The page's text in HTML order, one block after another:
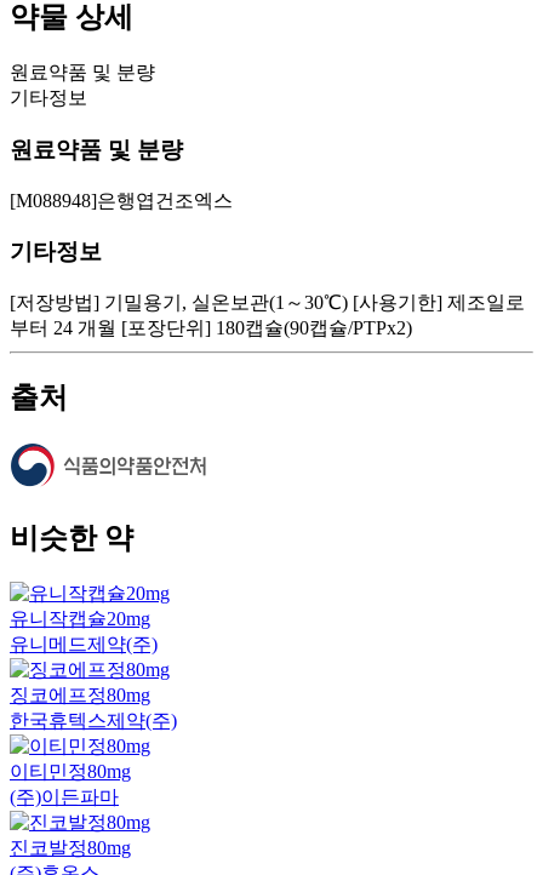
약물 상세
원료약품 및 분량
기타정보
원료약품 및 분량
[M088948]은행엽건조엑스
기타정보
[저장방법] 기밀용기, 실온보관(1～30℃) [사용기한] 제조일로
부터 24 개월 [포장단위] 180캡슐(90캡슐/PTPx2)
출처
비슷한 약
유니작캡슐20mg
유니메드제약(주)
징코에프정80mg
한국휴텍스제약(주)
이티민정80mg
(주)이든파마
진코발정80mg